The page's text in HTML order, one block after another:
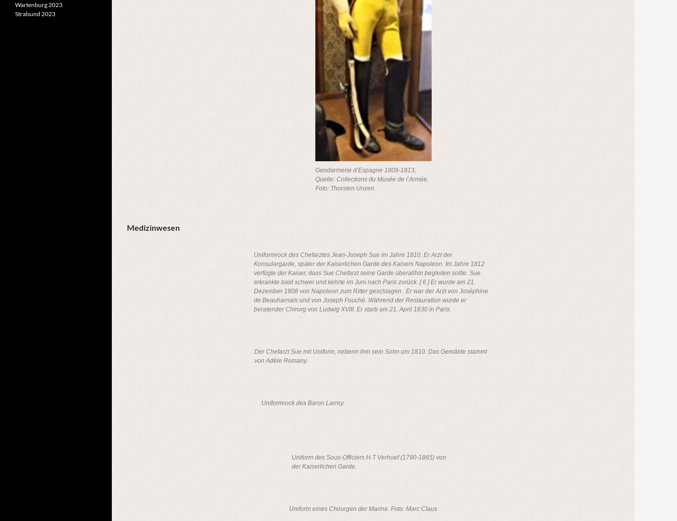
Gendarmerie d’Espagne 1809-1813,
Quelle: Collections du Musée de l’Armée.
Foto: Thorsten Unzen.
Medizinwesen
Uniformrock des Chefarztes Jean-Joseph Sue im Jahre 1810. Er Arzt der
Konsulargarde, später der Kaiserlichen Garde des Kaisers Napoleon. Im Jahre 1812
verfügte der Kaiser, dass Sue Chefarzt seine Garde überallhin begleiten sollte. Sue
erkrankte bald schwer und kehrte im Juni nach Paris zurück. [ 6 ] Er wurde am 21.
Dezember 1808 von Napoleon zum Ritter geschlagen . Er war der Arzt von Joséphine
de Beauharnais und von Joseph Fouché. Während der Restauration wurde er
beratender Chirurg von Ludwig XVIII. Er starb am 21. April 1830 in Paris.
Der Chefarzt Sue mit Uniform, nebenn ihm sein Sohn um 1810. Das Gemälde stammt
von Adèle Romany.
Uniformrock des Baron Larrey.
Uniform des Sous-Officiers H.T Verhoef (1790-1865) von
der Kaiserlichen Garde.
Uniform eines Chirurgen der Marine. Foto: Marc Claus
Wartenburg 2023
Stralsund 2023